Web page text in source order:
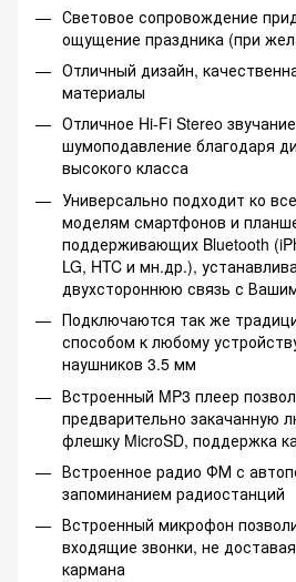
Световое сопровождение
ощущение праздника (при
Отличный дизайн,
материалы
Отличное Hi-Fi Stereo
шумоподавление благодаря
высокого класса
Универсально подходит ко
моделям смартфонов и
поддерживающих Bluetooth
LG, HTC и мн.др.),
двухстороннюю связь с
Подключаются так же
способом к любому
наушников 3.5 мм
Встроенный MP3 плеер
предварительно закачанную
флешку MicroSD, поддержка
Встроенное радио ФМ с
запоминанием радиостанций
Встроенный микрофон
входящие звонки, не
кармана